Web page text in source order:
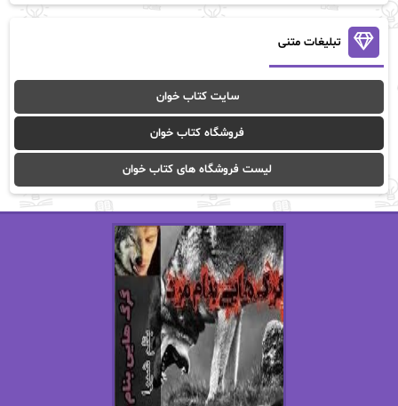
آن ماری سلینکو آنا تاد
آنالیا
آوا موسوی آیدا (Aixi)
آیدا باقری آیسان صادقی
ا_اصغر زاده ا_اصغرزاده
اریک مورگنشترن از نیلوفر لاری
استل مسکم
اصغر زاده
اکرم محمدی
الف صاد
الکساندر دوما
تبلیغات متنی
سایت کتاب خوان
فروشگاه کتاب خوان
لیست فروشگاه های کتاب خوان